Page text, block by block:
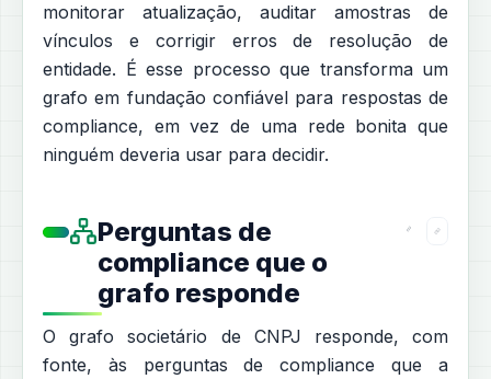
monitorar atualização, auditar amostras de
vínculos e corrigir erros de resolução de
entidade. É esse processo que transforma um
grafo em fundação confiável para respostas de
compliance, em vez de uma rede bonita que
ninguém deveria usar para decidir.
Perguntas de
compliance que o
grafo responde
O grafo societário de CNPJ responde, com
fonte, às perguntas de compliance que a